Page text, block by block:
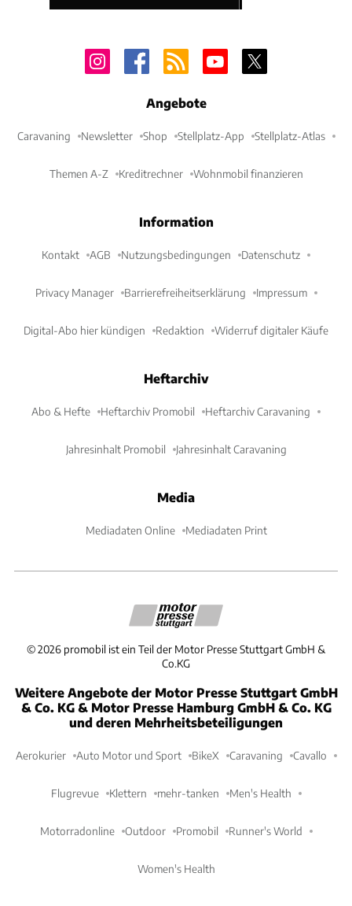
Angebote
Caravaning Newsletter Shop Stellplatz-App Stellplatz-Atlas
Themen A-Z Kreditrechner Wohnmobil finanzieren
Information
Kontakt AGB Nutzungsbedingungen Datenschutz
Privacy Manager Barrierefreiheitserklärung Impressum
Digital-Abo hier kündigen Redaktion Widerruf digitaler Käufe
Heftarchiv
Abo & Hefte Heftarchiv Promobil Heftarchiv Caravaning
Jahresinhalt Promobil Jahresinhalt Caravaning
Media
Mediadaten Online Mediadaten Print
©2026 promobil ist ein Teil der Motor Presse Stuttgart GmbH &
Co.KG
Weitere Angebote der Motor Presse Stuttgart GmbH
& Co. KG & Motor Presse Hamburg GmbH & Co. KG
und deren Mehrheitsbeteiligungen
Aerokurier Auto Motor und Sport BikeX Caravaning Cavallo
Flugrevue Klettern mehr-tanken Men's Health
Motorradonline Outdoor Promobil Runner's World
Women's Health